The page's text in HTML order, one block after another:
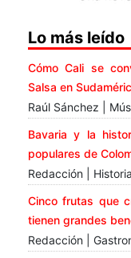
Lo más leído
Cómo Cali se
Salsa en
Raúl Sánchez |
Bavaria y la
populares de
Redacción | Historia
Cinco frutas que
tienen grandes
Redacción |